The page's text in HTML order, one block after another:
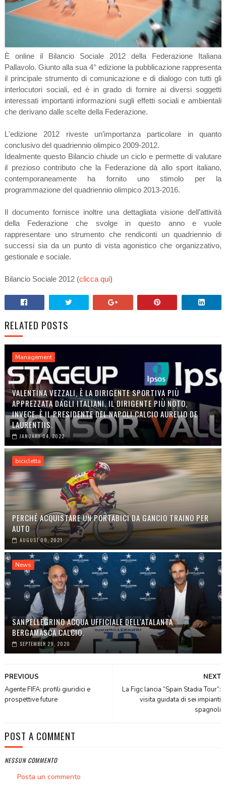
È online il Bilancio Sociale 2012 della Federazione Italiana
Pallavolo. Giunto alla sua 4° edizione la pubblicazione rappresenta
il principale strumento di comunicazione e di dialogo con tutti gli
interlocutori sociali, ed è in grado di fornire ai diversi soggetti
interessati importanti informazioni sugli effetti sociali e ambientali
che derivano dalle scelte della Federazione.
L'edizione 2012 riveste un’importanza particolare in quanto
conclusivo del quadriennio olimpico 2009-2012.
Idealmente questo Bilancio chiude un ciclo e permette di valutare
il prezioso contributo che la Federazione dà allo sport italiano,
contemporaneamente ha fornito uno stimolo per la
programmazione del quadriennio olimpico 2013-2016.
Il documento fornisce inoltre una dettagliata visione dell’attività
della Federazione che svolge in questo anno e vuole
rappresentare uno strumento che rendiconti un quadriennio di
successi sia da un punto di vista agonistico che organizzativo,
gestionale e sociale.
Bilancio Sociale 2012 (clicca qui)
RELATED POSTS
Management
VALENTINA VEZZALI, È LA DIRIGENTE SPORTIVA PIÙ
APPREZZATA DAGLI ITALIANI. IL DIRIGENTE PIÙ NOTO,
INVECE, È IL PRESIDENTE DEL NAPOLI CALCIO AURELIO DE
LAURENTIIS.
JANUARY 04, 2022
bicicletta
PERCHÉ ACQUISTARE UN PORTABICI DA GANCIO TRAINO PER
AUTO
AUGUST 09, 2021
News
SANPELLEGRINO ACQUA UFFICIALE DELL'ATALANTA
BERGAMASCA CALCIO.
SEPTEMBER 29, 2020
NEXT
La Figc lancia “Spain Stadia Tour”:
visita guidata di sei impianti
spagnoli
PREVIOUS
Agente FIFA: profili giuridici e
prospettive future
POST A COMMENT
NESSUN COMMENTO
Posta un commento